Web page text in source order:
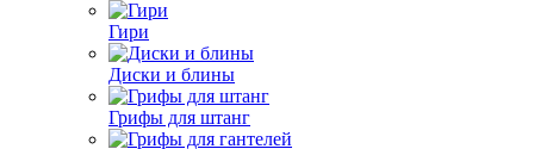
Гири
Диски и блины
Грифы для штанг